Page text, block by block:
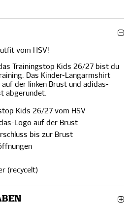
vom HSV!
Trainingstop Kids 26/27 bist du
Das Kinder-Langarmshirt
der linken Brust und adidas-
abgerundet.
Kids 26/27 vom HSV
Logo auf der Brust
bis zur Brust
(recycelt)